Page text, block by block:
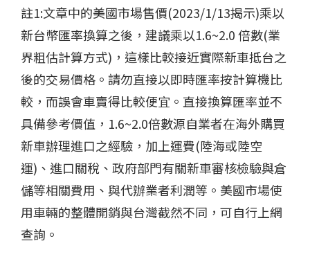
註1:文章中的美國市場售價(2023/1/13揭示)乘以
新台幣匯率換算之後，建議乘以1.6~2.0 倍數(業
界粗估計算方式)，這樣比較接近實際新車抵台之
後的交易價格。請勿直接以即時匯率按計算機比
較，而誤會車賣得比較便宜。直接換算匯率並不
具備參考價值，1.6~2.0倍數源自業者在海外購買
新車辦理進口之經驗，加上運費(陸海或陸空
運)、進口關稅、政府部門有關新車審核檢驗與倉
儲等相關費用、與代辦業者利潤等。美國市場使
用車輛的整體開銷與台灣截然不同，可自行上網
查詢。